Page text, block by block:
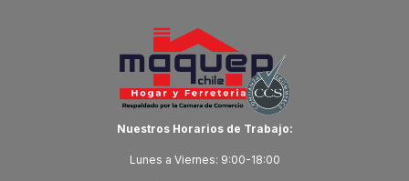
Nuestros Horarios de Trabajo:
Lunes a Viernes: 9:00-18:00